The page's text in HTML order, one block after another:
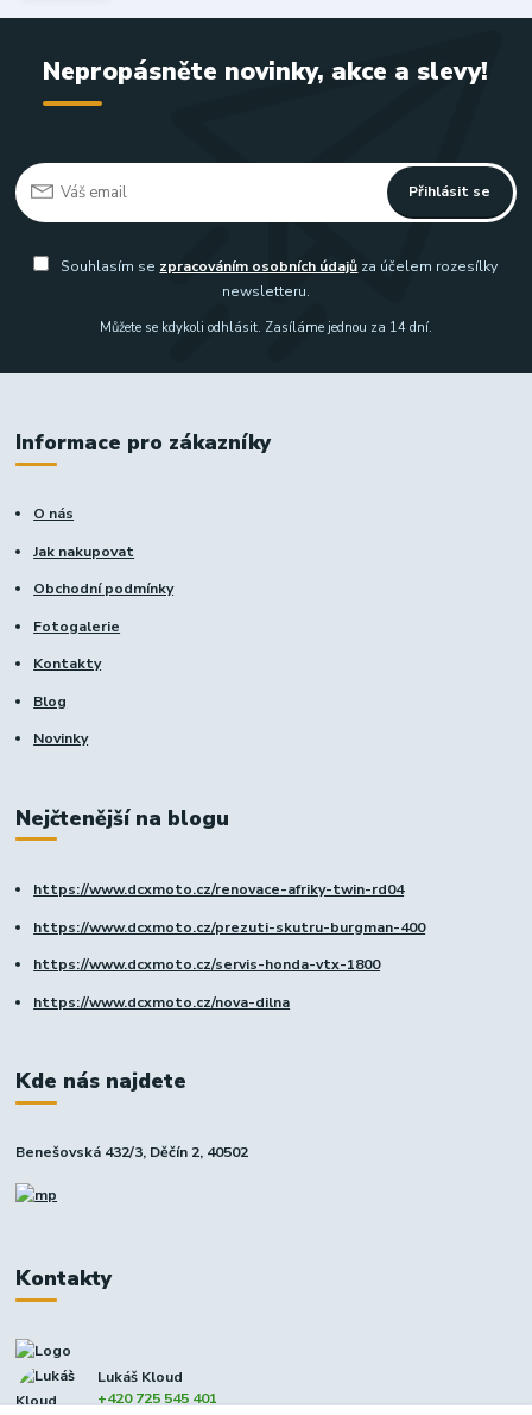
Nepropásněte novinky, akce a slevy!
Přihlásit se
Souhlasím se zpracováním osobních údajů za účelem rozesílky
newsletteru.
Můžete se kdykoli odhlásit. Zasíláme jednou za 14 dní.
Informace pro zákazníky
O nás
Jak nakupovat
Obchodní podmínky
Fotogalerie
Kontakty
Blog
Novinky
Nejčtenější na blogu
https://www.dcxmoto.cz/renovace-afriky-twin-rd04
https://www.dcxmoto.cz/prezuti-skutru-burgman-400
https://www.dcxmoto.cz/servis-honda-vtx-1800
https://www.dcxmoto.cz/nova-dilna
Kde nás najdete
Benešovská 432/3, Děčín 2, 40502
Kontakty
Lukáš Kloud
+420 725 545 401